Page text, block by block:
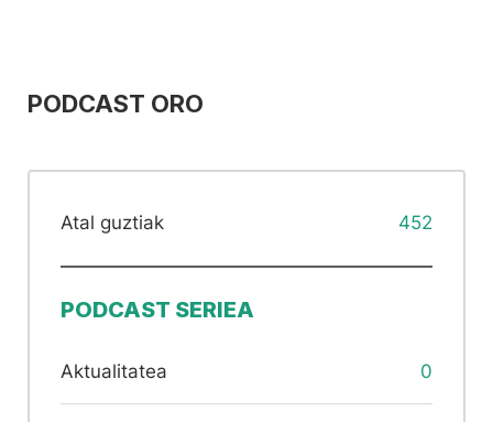
PODCAST ORO
Atal guztiak 452
PODCAST SERIEA
Aktualitatea 0